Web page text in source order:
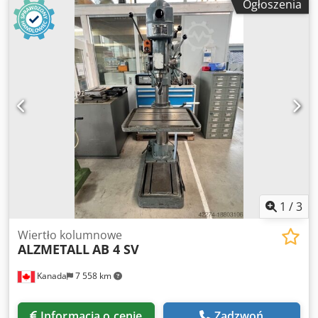
wyłącznika krańcowego - Sterowanie dwuręczne dla
bezpieczeństwa - Poziome i pionowe mocowanie
obrabianego elementu za pomocą pedału nożnego
Dedpfed Rhy Dox Aptjkr - Tryb automatyczny lub ręczny -
Precyzyjna regulacja pozycji w osi Y - Stół roboczy
prawo/lewo ze skalą i składanymi ogranicznikami - Wersja
jako wiertarka wielowrzecionowa Chętnie przygotujemy dla
Państwa ofertę dostosowaną do indywidualnych potrzeb.
Ogłoszenia
1 /3
Kanada 7 558 km
Wiertło kolumnowe
ALZMETALLAB 4 SV